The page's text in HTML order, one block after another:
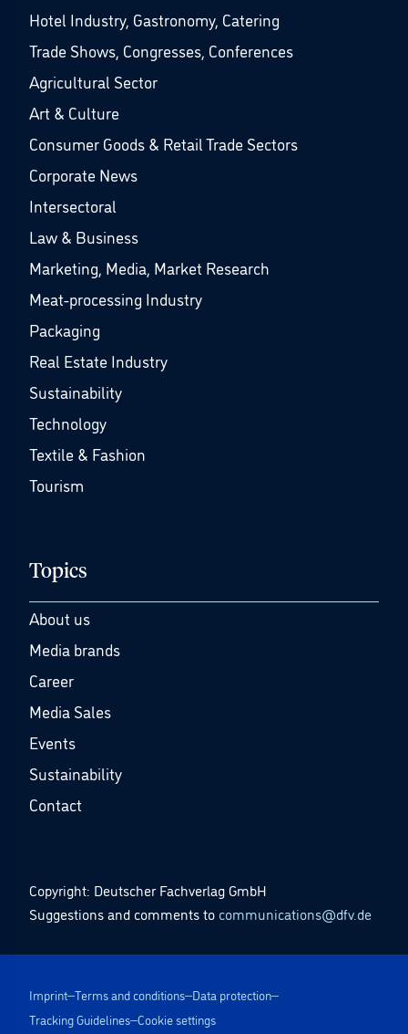
Hotel Industry, Gastronomy, Catering
Trade Shows, Congresses, Conferences
Agricultural Sector
Art & Culture
Consumer Goods & Retail Trade Sectors
Corporate News
Intersectoral
Law & Business
Marketing, Media, Market Research
Meat-processing Industry
Packaging
Real Estate Industry
Sustainability
Technology
Textile & Fashion
Tourism
Topics
About us
Media brands
Career
Media Sales
Events
Sustainability
Contact
Copyright: Deutscher Fachverlag GmbH
Suggestions and comments to communications@dfv.de
Imprint Terms and conditions Data protection
Tracking Guidelines Cookie settings